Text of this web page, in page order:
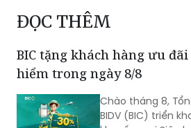
ĐỌC THÊM
BIC tặng khách hàng ưu
hiểm trong ngày 8/8
Chào tháng 8,
BIDV (BIC) triển